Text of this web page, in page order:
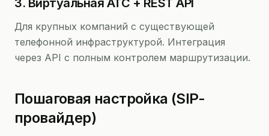
3. Виртуальная АТС + REST API
Для крупных компаний с существующей
телефонной инфраструктурой. Интеграция
через API с полным контролем маршрутизации.
Пошаговая настройка (SIP-
провайдер)